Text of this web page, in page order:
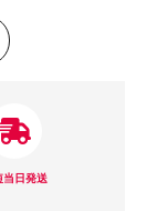
当日発送